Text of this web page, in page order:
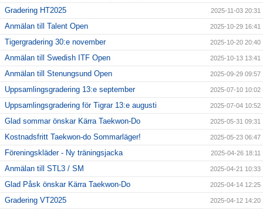
Gradering HT2025 2025-11-03 20:31
Anmälan till Talent Open 2025-10-29 16:41
Tigergradering 30:e november 2025-10-20 20:40
Anmälan till Swedish ITF Open 2025-10-13 13:41
Anmälan till Stenungsund Open 2025-09-29 09:57
Uppsamlingsgradering 13:e september 2025-07-10 10:02
Uppsamlingsgradering för Tigrar 13:e augusti 2025-07-04 10:52
Glad sommar önskar Kärra Taekwon-Do 2025-05-31 09:31
Kostnadsfritt Taekwon-do Sommarläger! 2025-05-23 06:47
Föreningskläder - Ny träningsjacka 2025-04-26 18:11
Anmälan till STL3 / SM 2025-04-21 10:33
Glad Påsk önskar Kärra Taekwon-Do 2025-04-14 12:25
Gradering VT2025 2025-04-12 14:20